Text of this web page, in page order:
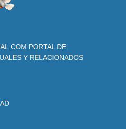
PORTAL DE
Y RELACIONADOS